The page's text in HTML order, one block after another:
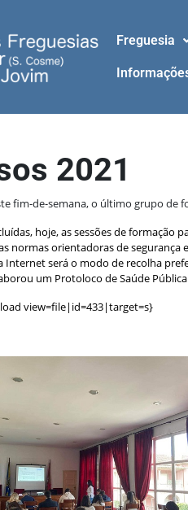
Freguesia
2021
fim-de-semana, o último grupo de
hoje, as sessões de formação
normas orientadoras de segurança
Internet será o modo de recolha
um Protoloco de Saúde
view=file|id=433|target=s}